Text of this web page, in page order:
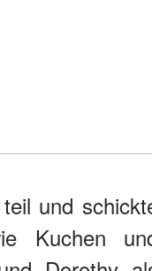
und
Kuchen